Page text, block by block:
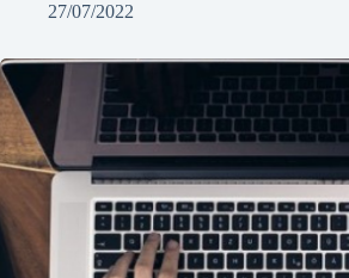
27/07/2022